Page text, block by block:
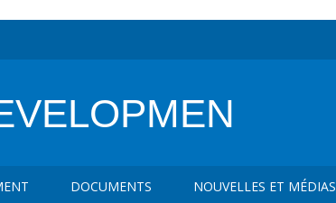
DOCUMENTS NOUVELLES ET MÉDIAS